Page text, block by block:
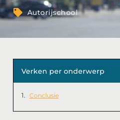
Autorijschool
Verken per onderwerp
Conclusie